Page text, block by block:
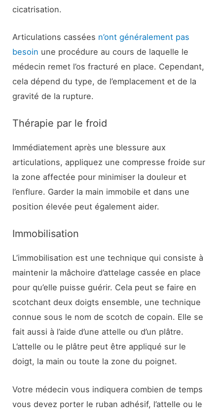
cicatrisation.
Articulations cassées n’ont généralement pas
besoin une procédure au cours de laquelle le
médecin remet l’os fracturé en place. Cependant,
cela dépend du type, de l’emplacement et de la
gravité de la rupture.
Thérapie par le froid
Immédiatement après une blessure aux
articulations, appliquez une compresse froide sur
la zone affectée pour minimiser la douleur et
l’enflure. Garder la main immobile et dans une
position élevée peut également aider.
Immobilisation
L’immobilisation est une technique qui consiste à
maintenir la mâchoire d’attelage cassée en place
pour qu’elle puisse guérir. Cela peut se faire en
scotchant deux doigts ensemble, une technique
connue sous le nom de scotch de copain. Elle se
fait aussi à l’aide d’une attelle ou d’un plâtre.
L’attelle ou le plâtre peut être appliqué sur le
doigt, la main ou toute la zone du poignet.
Votre médecin vous indiquera combien de temps
vous devez porter le ruban adhésif, l’attelle ou le